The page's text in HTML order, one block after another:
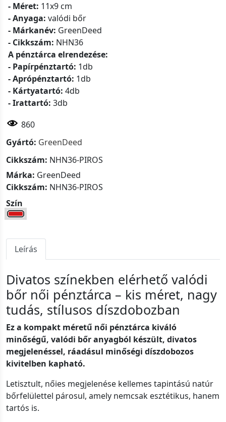
- Méret: 11x9 cm
- Anyaga: valódi bőr
- Márkanév: GreenDeed
- Cikkszám: NHN36
A pénztárca elrendezése:
- Papírpénztartó: 1db
- Aprópénztartó: 1db
- Kártyatartó: 4db
- Irattartó: 3db
860
Gyártó: GreenDeed
Cikkszám: NHN36-PIROS
Márka: GreenDeed
Cikkszám: NHN36-PIROS
Szín
Leírás
Divatos színekben elérhető valódi
bőr női pénztárca – kis méret, nagy
tudás, stílusos díszdobozban
Ez a kompakt méretű női pénztárca kiváló
minőségű, valódi bőr anyagból készült, divatos
megjelenéssel, ráadásul minőségi díszdobozos
kivitelben kapható.
Letisztult, nőies megjelenése kellemes tapintású natúr
bőrfelülettel párosul, amely nemcsak esztétikus, hanem
tartós is.